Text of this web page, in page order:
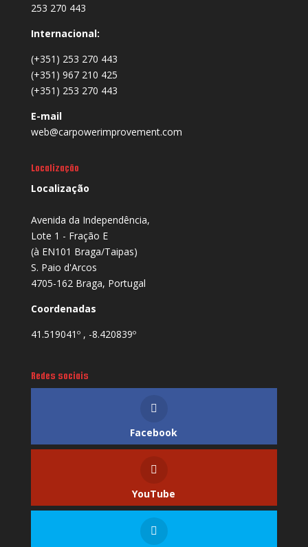
253 270 443
Internacional:
(+351) 253 270 443
(+351) 967 210 425
(+351) 253 270 443
E-mail
web@carpowerimprovement.com
Localização
Localização
Avenida da Independência,
Lote 1 - Fração E
(à EN101 Braga/Taipas)
S. Paio d'Arcos
4705-162 Braga, Portugal
Coordenadas
41.519041º , -8.420839º
Redes sociais
Facebook
YouTube